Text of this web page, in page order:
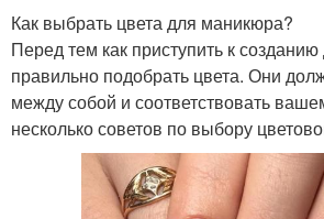
Как выбрать цвета для маникюра?
Перед тем как приступить к
правильно подобрать цвета. Они
между собой и соответствовать
несколько советов по выбору